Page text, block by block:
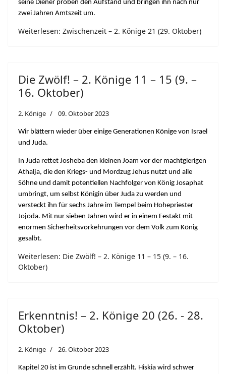
seine Diener proben den Aufstand und bringen ihn nach nur
zwei Jahren Amtszeit um.
Weiterlesen: Zwischenzeit – 2. Könige 21 (29. Oktober)
Die Zwölf! – 2. Könige 11 – 15 (9. –
16. Oktober)
2. Könige 09. Oktober 2023
Wir blättern wieder über einige Generationen Könige von Israel
und Juda.
In Juda rettet Josheba den kleinen Joam vor der machtgierigen
Athalja, die den Kriegs- und Mordzug Jehus nutzt und alle
Söhne und damit potentiellen Nachfolger von König Josaphat
umbringt, um selbst Königin über Juda zu werden und
versteckt ihn für sechs Jahre im Tempel beim Hohepriester
Jojoda. Mit nur sieben Jahren wird er in einem Festakt mit
enormen Sicherheitsvorkehrungen vor dem Volk zum König
gesalbt.
Weiterlesen: Die Zwölf! – 2. Könige 11 – 15 (9. – 16.
Oktober)
Erkenntnis! – 2. Könige 20 (26. - 28.
Oktober)
2. Könige 26. Oktober 2023
Kapitel 20 ist im Grunde schnell erzählt. Hiskia wird schwer